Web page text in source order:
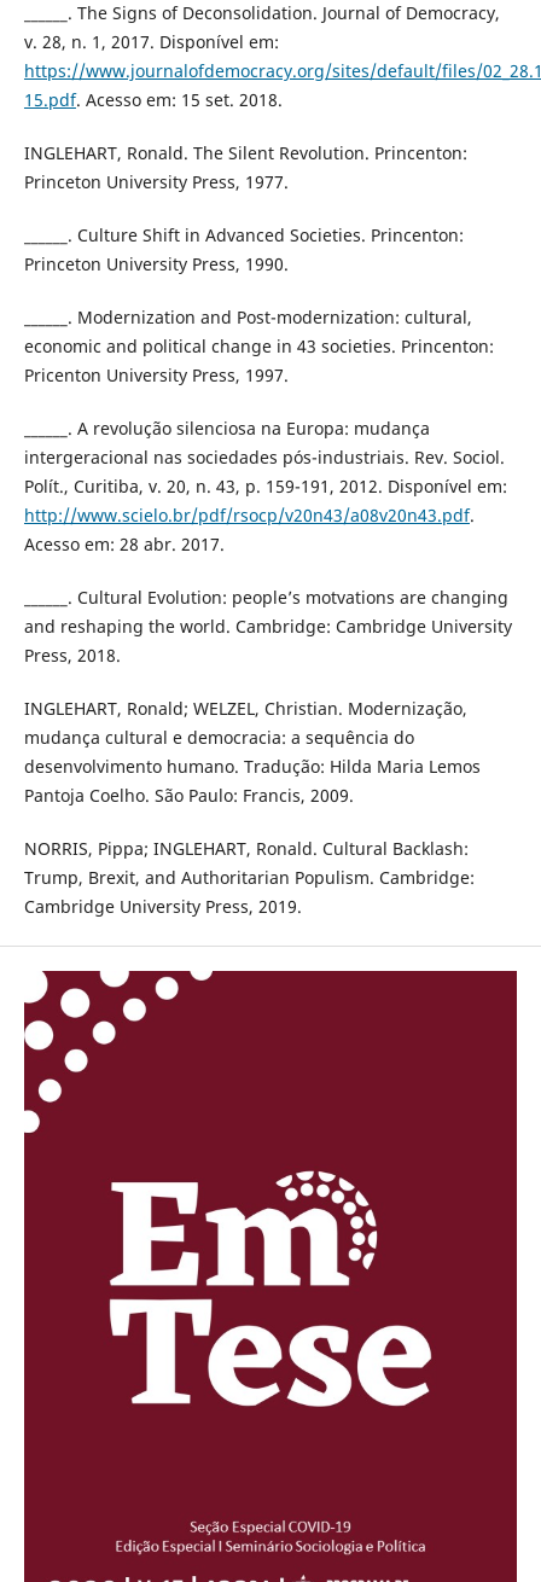
______. The Signs of Deconsolidation. Journal of Democracy,
v. 28, n. 1, 2017. Disponível em:
https://www.journalofdemocracy.org/sites/default/files/
15.pdf. Acesso em: 15 set. 2018.
INGLEHART, Ronald. The Silent Revolution. Princenton:
Princeton University Press, 1977.
______. Culture Shift in Advanced Societies. Princenton:
Princeton University Press, 1990.
______. Modernization and Post-modernization: cultural,
economic and political change in 43 societies. Princenton:
Pricenton University Press, 1997.
______. A revolução silenciosa na Europa: mudança
intergeracional nas sociedades pós-industriais. Rev. Sociol.
Polít., Curitiba, v. 20, n. 43, p. 159-191, 2012. Disponível em:
http://www.scielo.br/pdf/rsocp/v20n43/a08v20n43.pdf.
Acesso em: 28 abr. 2017.
______. Cultural Evolution: people’s motvations are changing
and reshaping the world. Cambridge: Cambridge University
Press, 2018.
INGLEHART, Ronald; WELZEL, Christian. Modernização,
mudança cultural e democracia: a sequência do
desenvolvimento humano. Tradução: Hilda Maria Lemos
Pantoja Coelho. São Paulo: Francis, 2009.
NORRIS, Pippa; INGLEHART, Ronald. Cultural Backlash:
Trump, Brexit, and Authoritarian Populism. Cambridge:
Cambridge University Press, 2019.